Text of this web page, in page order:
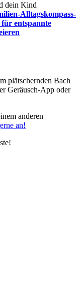
dein Kind
Alltagskompass-
für entspannte
plätschernden Bach
Geräusch-App oder
anderen
an!